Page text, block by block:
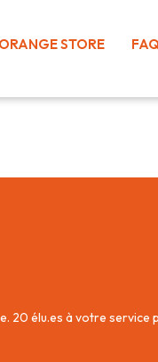
STORE
20 élu.es à votre service